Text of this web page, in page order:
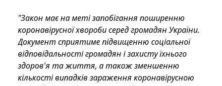
"Закон має на меті запобігання поширенню
коронавірусної хвороби серед громадян України.
Документ сприятиме підвищенню соціальної
відповідальності громадян і захисту їхнього
здоров'я та життя, а також зменшенню
кількості випадків зараження коронавірусною